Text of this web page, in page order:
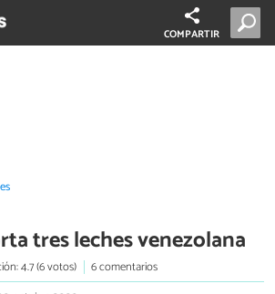
COMPARTIR
tres leches venezolana
4.7 (6 votos)
6 comentarios